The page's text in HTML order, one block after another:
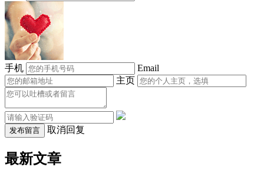
手机
Email
主页
发布留言 取消回复
最新文章